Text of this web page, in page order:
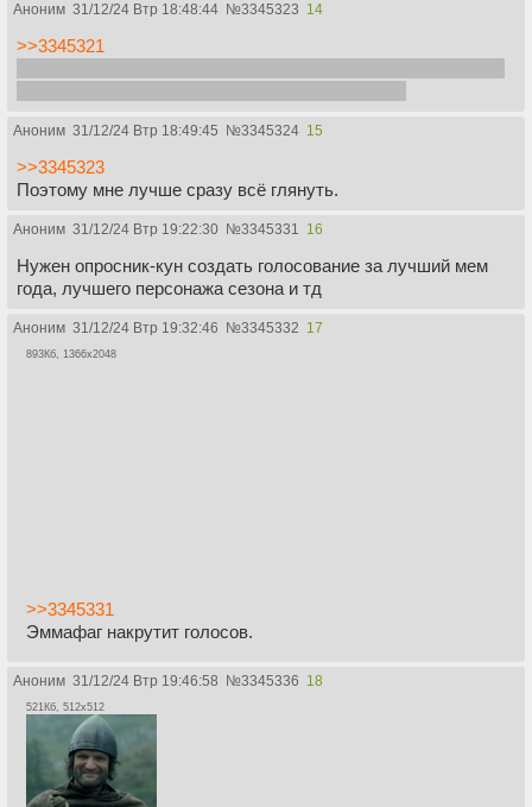
Аноним 31/12/24 Втр 18:48:44 №3345323 14
>>3345321
Аноним 31/12/24 Втр 18:49:45 №3345324 15
>>3345323
Поэтому мне лучше сразу всё глянуть.
Аноним 31/12/24 Втр 19:22:30 №3345331 16
Нужен опросник-кун создать голосование за лучший мем
года, лучшего персонажа сезона и тд
Аноним 31/12/24 Втр 19:32:46 №3345332 17
893Кб, 1366x2048
>>3345331
Эммафаг накрутит голосов.
Аноним 31/12/24 Втр 19:46:58 №3345336 18
521Кб, 512x512